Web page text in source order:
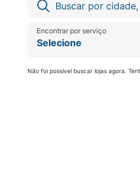
Encontrar por serviço
Selecione
Não foi possível buscar lojas agora.